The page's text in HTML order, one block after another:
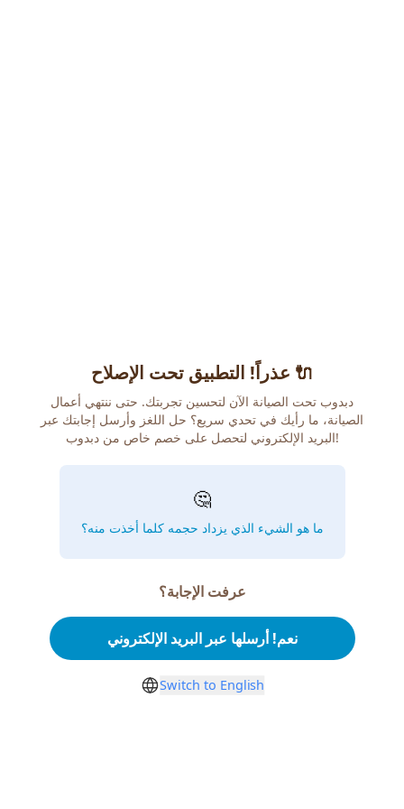
عذراً! التطبيق تحت الإصلاح 🔌
دبدوب تحت الصيانة الآن لتحسين تجربتك. حتى ننتهي أعمال
الصيانة، ما رأيك في تحدي سريع؟ حل اللغز وأرسل إجابتك عبر
البريد الإلكتروني لتحصل على خصم خاص من دبدوب!
🤔
ما هو الشيء الذي يزداد حجمه كلما أخذت منه؟
عرفت الإجابة؟
نعم! أرسلها عبر البريد الإلكتروني
Switch to English